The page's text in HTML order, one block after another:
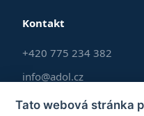
Kontakt
+420 775 234 382
info@adol.cz
Po–Pá 9:00–17:00
Tato webová stránka